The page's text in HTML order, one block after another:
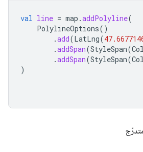
val line = map.addPolyline
PolylineOptions
.add(LatLng(
.addSpan(StyleSpan(
.addSpan(StyleSpan(